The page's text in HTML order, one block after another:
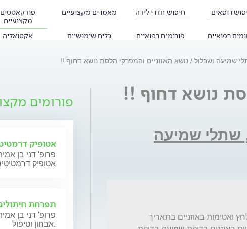
רופאים חיפוש חדרי לידה מאמרים מקצועיים
פודקאסטים
מקצועיים
רפואיים פורומים רפואיים כלים שימושיים אקטואליה
שמיעה ושבלול נושא האוזניים והמפרקי הלסת נושא דחוף !!
נושא דחוף !!
שתלי שמיעה
פורומים
אטופיק
פרופ' דני בן
אטופיק
תפרחת
פרופ' דני בן
אבחון וטיפול.